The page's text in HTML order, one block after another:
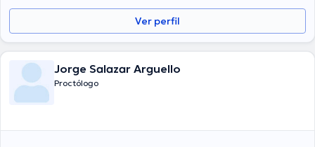
Inglés.
Ver perfil
Jorge Salazar Arguello
Proctólogo